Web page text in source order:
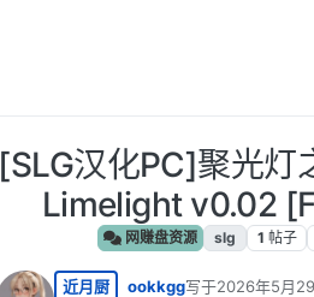
[SLG汉化PC]聚光灯
Limelight v0.02
网赚盘资源 slg 1 帖子
近月厨 ookkgg写于2026年5月